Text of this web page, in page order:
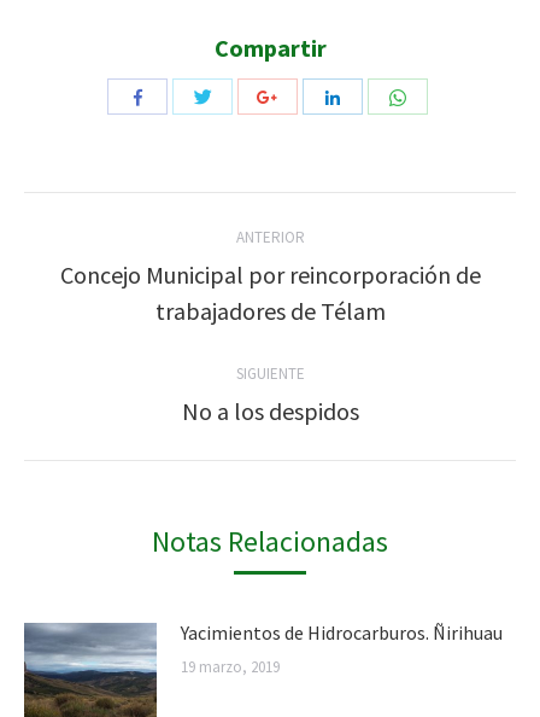
Compartir
CompartirCompartir Compartir Compartir
entre
publicaciones
ANTERIOR
Publicación
anterior:
Concejo Municipal por reincorporación de
trabajadores de Télam
SIGUIENTE
Publicación
No a los despidos
Notas Relacionadas
Yacimientos de Hidrocarburos. Ñirihuau
19 marzo, 2019